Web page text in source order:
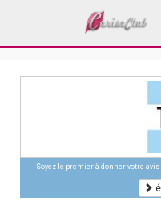
Soyez le premier à donner votre avis